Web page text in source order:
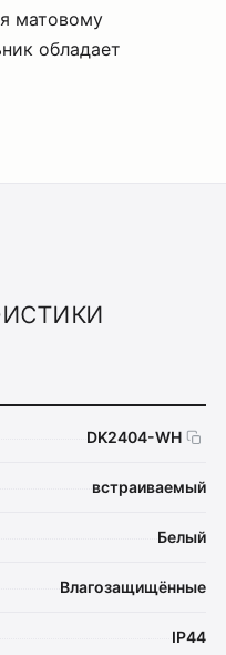
матовому
обладает
DK2404-WH
встраиваемый
Белый
Влагозащищённые
IP44